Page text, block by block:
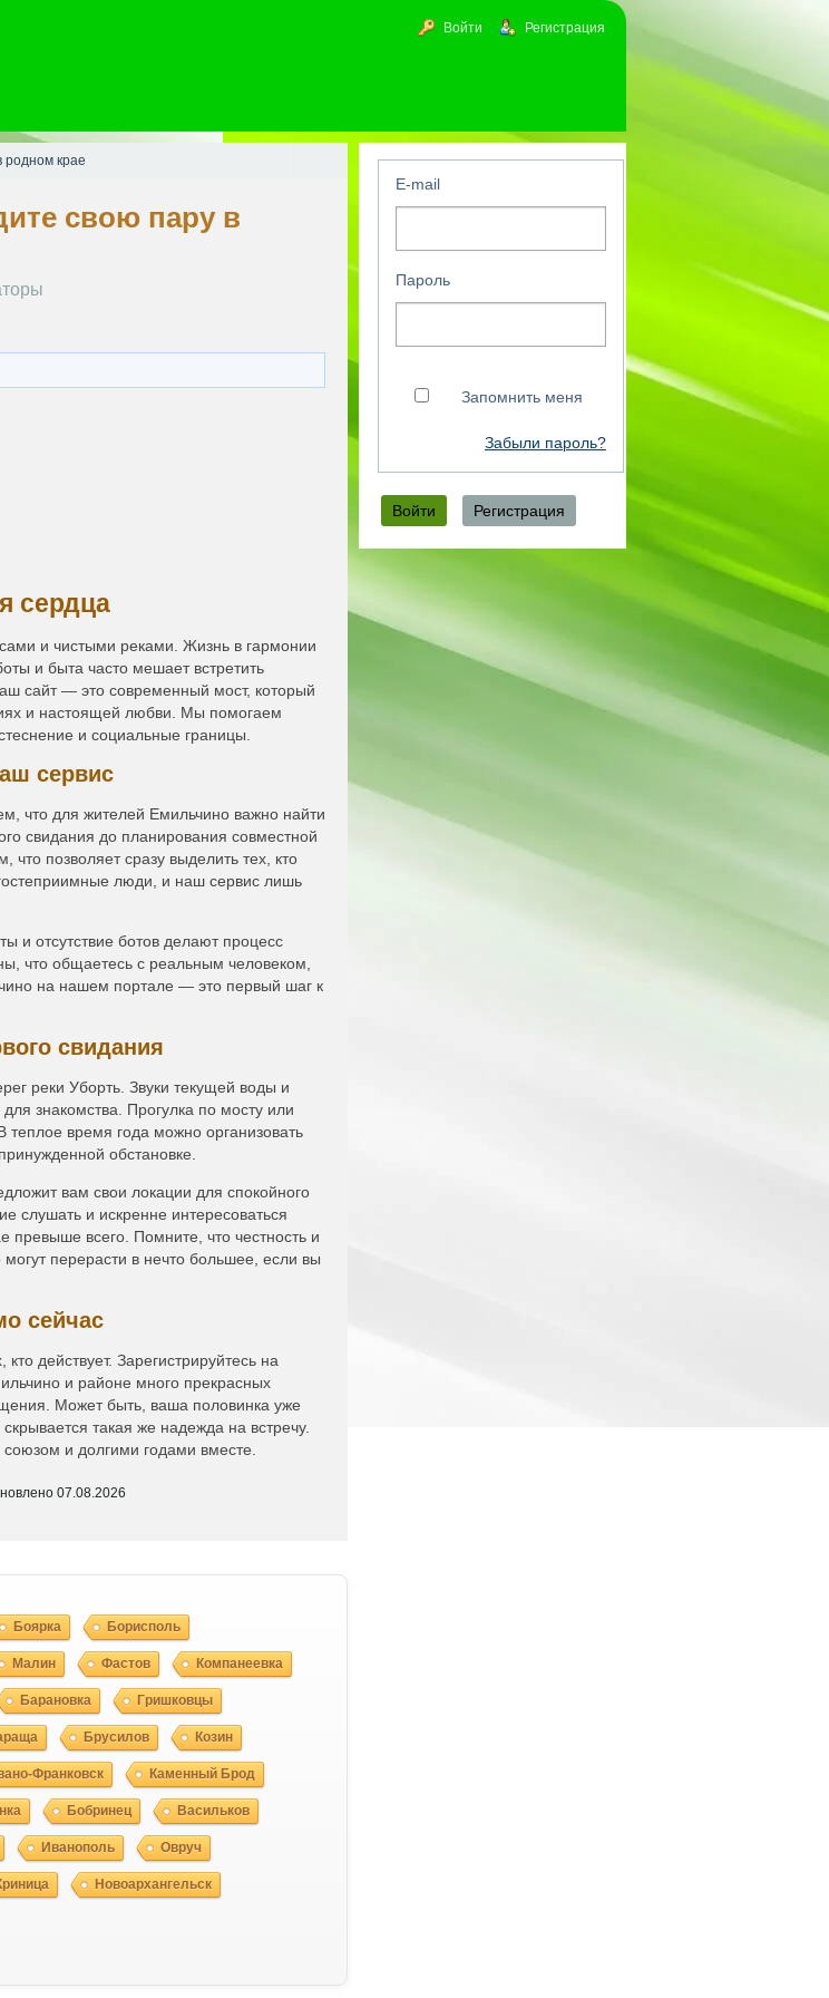
Войти Регистрация
родном крае
свою пару в
сердца
и чистыми реками. Жизнь в гармонии
и быта часто мешает встретить
сайт — это современный мост, который
и настоящей любви. Мы помогаем
и социальные границы.
сервис
что для жителей Емильчино важно найти
свидания до планирования совместной
позволяет сразу выделить тех, кто
люди, и наш сервис лишь
и отсутствие ботов делают процесс
что общаетесь с реальным человеком,
на нашем портале — это первый шаг к
свидания
реки Уборть. Звуки текущей воды и
знакомства. Прогулка по мосту или
теплое время года можно организовать
обстановке.
вам свои локации для спокойного
слушать и искренне интересоваться
превыше всего. Помните, что честность и
перерасти в нечто большее, если вы
сейчас
действует. Зарегистрируйтесь на
и районе много прекрасных
Может быть, ваша половинка уже
такая же надежда на встречу.
и долгими годами вместе.
07.08.2026
Боярка Борисполь
Малин Фастов Компанеевка
Барановка Гришковцы
Брусилов Козин
Франковск Каменный Брод
Бобринец Васильков
Иванополь Овруч
Новоархангельск
E-mail
Пароль
Запомнить меня
Забыли пароль?